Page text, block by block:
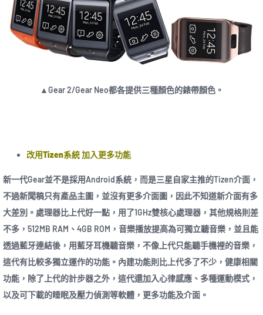
▲Gear 2/Gear Neo都各提供三種顏色的錶帶顏色。
改用Tizen系統 加入更多功能
新一代Gear並不是採用Android系統，而是三星自家主推的Tizen介面，
不過新聞稿只有產品主圖，並沒有更多介面圖，因此不知道新介面有多
大差別。處理器比上代好一點，用了1GHz雙核心處理器，其他規格則差
不多，512MB RAM、4GB ROM，音樂播放提高為可獨立聽音樂，並且能
透過藍牙連結後，用藍牙耳機聽音樂，不像上代只能聽手機裡的音樂，
這代有比較多獨立運作的功能。內建功能則比上代多了不少，健康相關
功能，除了上代的計步器之外，這代還加入心律感應、多種運動模式，
以及可下載的睡眠及壓力偵測等軟體，更多功能及介面。